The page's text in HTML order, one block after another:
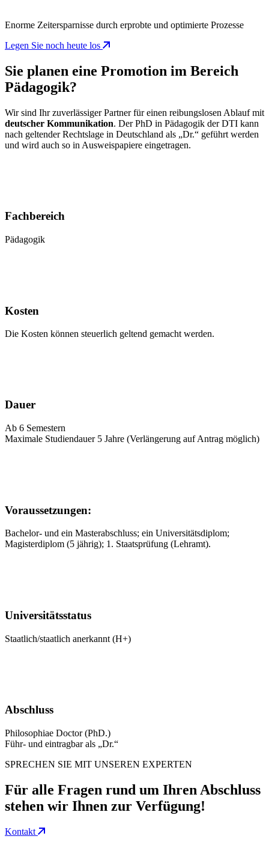
Enorme Zeitersparnisse durch erprobte und optimierte Prozesse
Legen Sie noch heute los
Sie planen eine Promotion im Bereich
Pädagogik?
Wir sind Ihr zuverlässiger Partner für einen reibungslosen Ablauf mit
deutscher Kommunikation. Der PhD in Pädagogik der DTI kann
nach geltender Rechtslage in Deutschland als „Dr.“ geführt werden
und wird auch so in Ausweispapiere eingetragen.
Fachbereich
Pädagogik
Kosten
Die Kosten können steuerlich geltend gemacht werden.
Dauer
Ab 6 Semestern
Maximale Studiendauer 5 Jahre (Verlängerung auf Antrag möglich)
Voraussetzungen:
Bachelor- und ein Masterabschluss; ein Universitätsdiplom;
Magisterdiplom (5 jährig); 1. Staatsprüfung (Lehramt).
Universitätsstatus
Staatlich/staatlich anerkannt (H+)
Abschluss
Philosophiae Doctor (PhD.)
Führ- und eintragbar als „Dr.“
SPRECHEN SIE MIT UNSEREN EXPERTEN
Für alle Fragen rund um Ihren Abschluss
stehen wir Ihnen zur Verfügung!
Kontakt